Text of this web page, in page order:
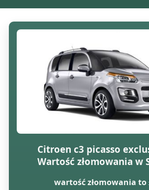
Citroen c3 picasso
Wartość złomowania w
wartość złomowania to